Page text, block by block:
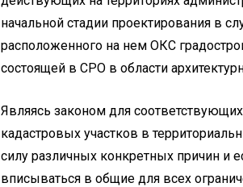
начальной стадии проектирования в
расположенного на нем ОКС
состоящей в СРО в области
Являясь законом для
кадастровых участков в
силу различных конкретных причин и
вписываться в общие для всех